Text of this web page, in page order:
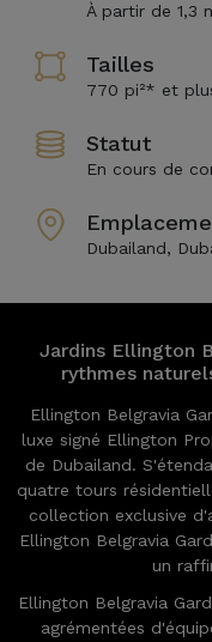
À partir de 1,3
Tailles
770 pi²* et
Statut
En cours de
Dubailand,
Jardins Ellington
rythmes
Ellington Belgravia
luxe signé Ellington
de Dubailand.
quatre tours
collection exclusive
Ellington Belgravia
un
Ellington Belgravia
agrémentées